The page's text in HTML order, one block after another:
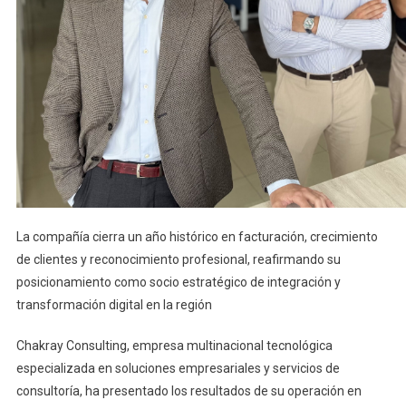
La compañía cierra un año histórico en facturación, crecimiento
de clientes y reconocimiento profesional, reafirmando su
posicionamiento como socio estratégico de integración y
transformación digital en la región
Chakray Consulting, empresa multinacional tecnológica
especializada en soluciones empresariales y servicios de
consultoría, ha presentado los resultados de su operación en